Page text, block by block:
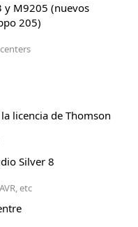
y M9205 (nuevos
205)
licencia de Thomson
Silver 8
etc